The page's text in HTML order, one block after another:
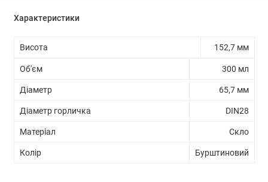
Характеристики
Висота 152,7 мм
Об'єм 300 мл
Діаметр 65,7 мм
Діаметр горличка DIN28
Матеріал Скло
Колір Бурштиновий